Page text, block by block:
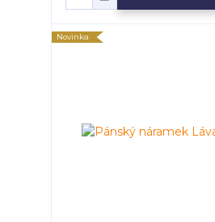
Novinka